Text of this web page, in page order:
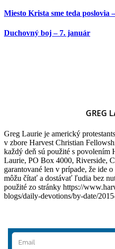
Miesto Krista sme teda poslovia
Duchovný boj – 7. január
GREG
Greg Laurie je americký
v zbore Harvest Christian
každý deň sú použité s povolením
Laurie, PO Box 4000, Riverside,
garantované len v prípade, že ide
môžu čítať a dostávať ľudia bez
použité zo stránky https://
blogs/daily-devotions/by-date/